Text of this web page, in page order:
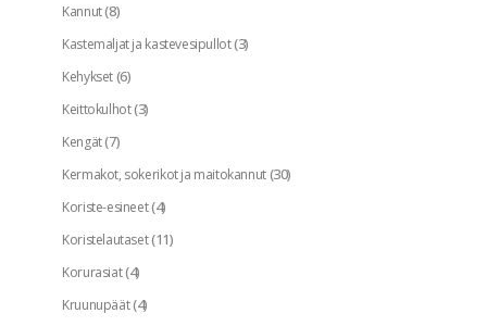
Kannut(8)
Kastemaljat ja kastevesipullot(3)
Kehykset(6)
Keittokulhot(3)
Kengät(7)
Kermakot, sokerikot ja maitokannut(30)
Koriste-esineet(4)
Koristelautaset(11)
Korurasiat(4)
Kruunupäät(4)